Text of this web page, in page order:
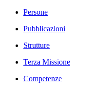
Persone
Pubblicazioni
Strutture
Terza Missione
Competenze